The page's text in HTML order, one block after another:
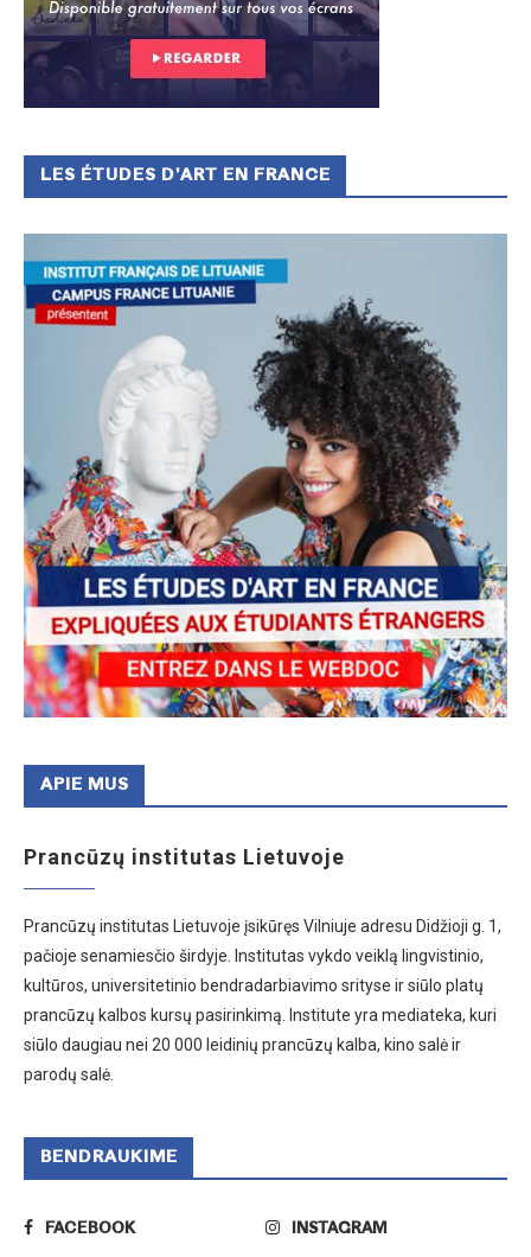
LES ÉTUDES D’ART EN FRANCE
APIE MUS
Prancūzų institutas Lietuvoje
Prancūzų institutas Lietuvoje įsikūręs Vilniuje adresu Didžioji g. 1,
pačioje senamiesčio širdyje. Institutas vykdo veiklą lingvistinio,
kultūros, universitetinio bendradarbiavimo srityse ir siūlo platų
prancūzų kalbos kursų pasirinkimą. Institute yra mediateka, kuri
siūlo daugiau nei 20 000 leidinių prancūzų kalba, kino salė ir
parodų salė.
BENDRAUKIME
FACEBOOK INSTAGRAM